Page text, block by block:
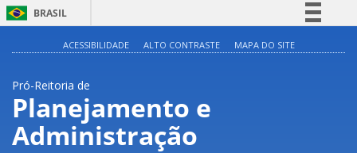
BRASIL
Acesso à informação
ACESSIBILIDADE ALTO CONTRASTE MAPA DO SITE
Pró-Reitoria de
Planejamento e
Administração